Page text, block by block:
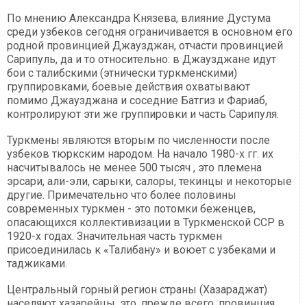
По мнению Александра Князева, влияние Дустума
среди узбеков сегодня ограничивается в основном его
родной провинцией Джаузджан, отчасти провинцией
Сарипуль, да и то относительно: в Джаузджане идут
бои с талибскими (этнически туркменскими)
группировками, боевые действия охватывают
помимо Джаузджана и соседние Батгиз и Фариаб,
контролируют эти же группировки и часть Сарипуля.
Туркмены являются вторым по численности после
узбеков тюркским народом. На начало 1980-х гг. их
насчитывалось не менее 500 тысяч , это племена
эрсари, али-эли, сарыки, салоры, текинцы и некоторые
другие. Примечательно что более половины
современных туркмен - это потомки беженцев,
опасающихся коллективизации в Туркменской ССР в
1920-х годах. Значительная часть туркмен
присоединилась к «Талибану» и воюет с узбеками и
таджиками.
Центральный горный регион страны (Хазараджат)